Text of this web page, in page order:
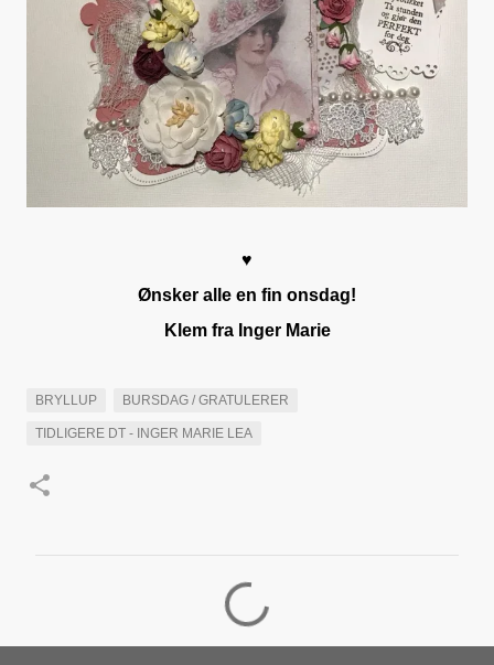
♥
Ønsker alle en fin onsdag!
Klem fra Inger Marie
BRYLLUP BURSDAG / GRATULERER
TIDLIGERE DT - INGER MARIE LEA
m